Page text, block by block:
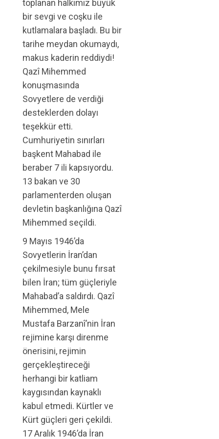
toplanan halkımız büyük
bir sevgi ve coşku ile
kutlamalara başladı. Bu bir
tarihe meydan okumaydı,
makus kaderin reddiydi!
Qazî Mihemmed
konuşmasında
Sovyetlere de verdiği
desteklerden dolayı
teşekkür etti.
Cumhuriyetin sınırları
başkent Mahabad ile
beraber 7 ili kapsıyordu.
13 bakan ve 30
parlamenterden oluşan
devletin başkanlığına Qazî
Mihemmed seçildi.
9 Mayıs 1946’da
Sovyetlerin İran’dan
çekilmesiyle bunu fırsat
bilen İran; tüm güçleriyle
Mahabad’a saldırdı. Qazî
Mihemmed, Mele
Mustafa Barzanî’nin İran
rejimine karşı direnme
önerisini, rejimin
gerçekleştireceği
herhangi bir katliam
kaygısından kaynaklı
kabul etmedi. Kürtler ve
Kürt güçleri geri çekildi.
17 Aralık 1946’da İran